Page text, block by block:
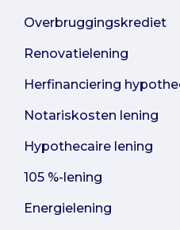
Overbruggingskrediet
Renovatielening
Herfinanciering
Notariskosten lening
Hypothecaire lening
105 %-lening
Energielening